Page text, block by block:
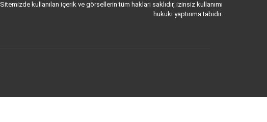
Sitemizde kullanılan içerik ve görsellerin tüm hakları saklıdır, izinsiz kullanımı
hukuki yaptırıma tabidir.